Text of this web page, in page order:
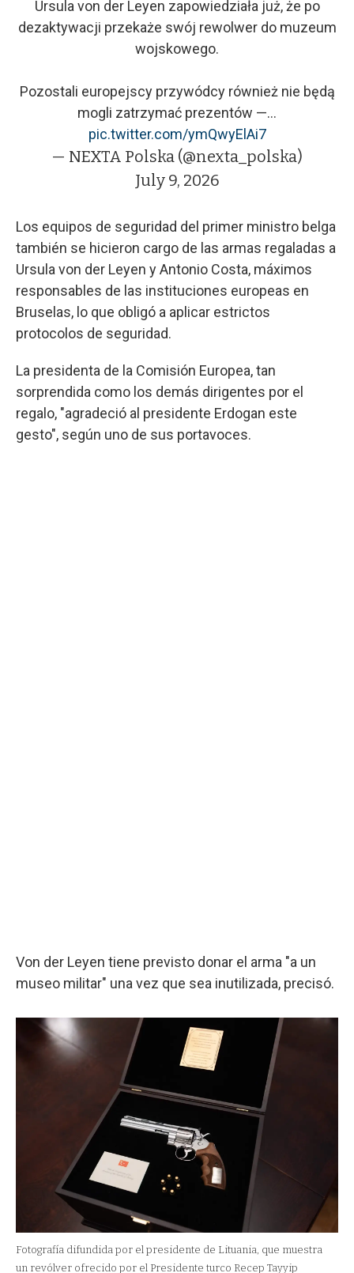
Ursula von der Leyen zapowiedziała już, że po
dezaktywacji przekaże swój rewolwer do muzeum
wojskowego.
Pozostali europejscy przywódcy również nie będą
mogli zatrzymać prezentów —…
pic.twitter.com/ymQwyElAi7
— NEXTA Polska (@nexta_polska)
July 9, 2026
Los equipos de seguridad del primer ministro belga
también se hicieron cargo de las armas regaladas a
Ursula von der Leyen y Antonio Costa, máximos
responsables de las instituciones europeas en
Bruselas, lo que obligó a aplicar estrictos
protocolos de seguridad.
La presidenta de la Comisión Europea, tan
sorprendida como los demás dirigentes por el
regalo, "agradeció al presidente Erdogan este
gesto", según uno de sus portavoces.
Von der Leyen tiene previsto donar el arma "a un
museo militar" una vez que sea inutilizada, precisó.
Fotografía difundida por el presidente de Lituania, que muestra
un revólver ofrecido por el Presidente turco Recep Tayyip